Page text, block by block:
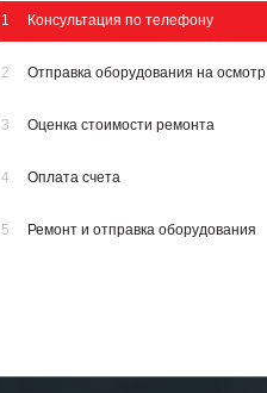
1 Консультация по телефону
2 Отправка оборудования на осмотр
3 Оценка стоимости ремонта
4 Оплата счета
5 Ремонт и отправка оборудования